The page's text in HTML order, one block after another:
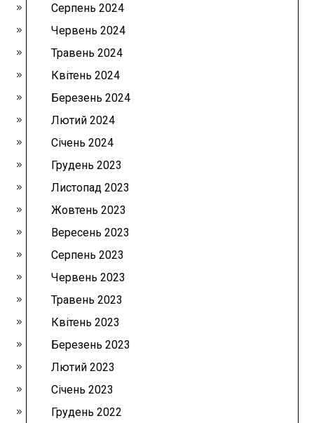
Серпень 2024
Червень 2024
Травень 2024
Квітень 2024
Березень 2024
Лютий 2024
Січень 2024
Грудень 2023
Листопад 2023
Жовтень 2023
Вересень 2023
Серпень 2023
Червень 2023
Травень 2023
Квітень 2023
Березень 2023
Лютий 2023
Січень 2023
Грудень 2022